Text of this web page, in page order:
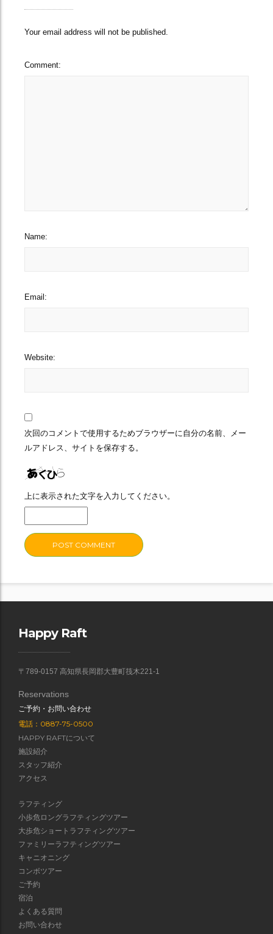
Your email address will not be published.
Comment:
Name:
Email:
Website:
次回のコメントで使用するためブラウザーに自分の名前、メー
ルアドレス、サイトを保存する。
上に表示された文字を入力してください。
Happy Raft
〒789-0157 高知県長岡郡大豊町筏木221-1
Reservations
ご予約・お問い合わせ
電話：0887-75-0500
HAPPY RAFTについて
施設紹介
スタッフ紹介
アクセス
ラフティング
小歩危ロングラフティングツアー
大歩危ショートラフティングツアー
ファミリーラフティングツアー
キャニオニング
コンボツアー
ご予約
宿泊
よくある質問
お問い合わせ